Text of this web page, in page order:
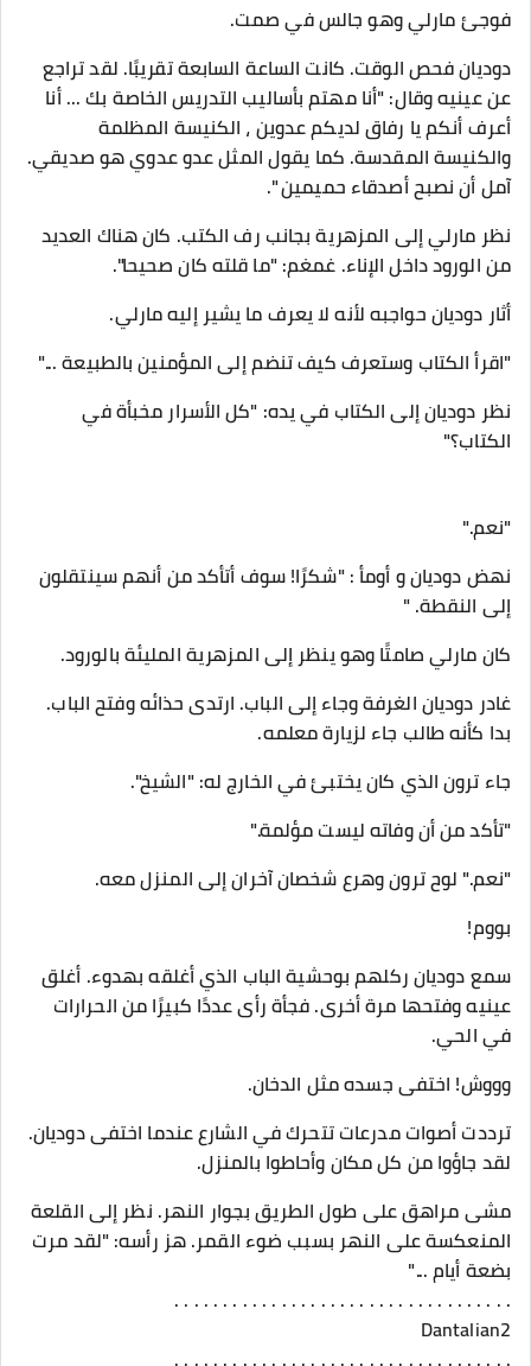
فوجئ مارلي وهو جالس في صمت.
دوديان فحص الوقت. كانت الساعة السابعة تقريبًا. لقد تراجع
عن عينيه وقال: "أنا مهتم بأساليب التدريس الخاصة بك ... أنا
أعرف أنكم يا رفاق لديكم عدوين ، الكنيسة المظلمة
والكنيسة المقدسة. كما يقول المثل عدو عدوي هو صديقي.
آمل أن نصبح أصدقاء حميمين ".
نظر مارلي إلى المزهرية بجانب رف الكتب. كان هناك العديد
من الورود داخل الإناء. غمغم: "ما قلته كان صحيحا".
أثار دوديان حواجبه لأنه لا يعرف ما يشير إليه مارلي.
"اقرأ الكتاب وستعرف كيف تنضم إلى المؤمنين بالطبيعة ..."
نظر دوديان إلى الكتاب في يده: "كل الأسرار مخبأة في
الكتاب؟"
"نعم."
نهض دوديان و أومأ : "شكرًا! سوف أتأكد من أنهم سينتقلون
إلى النقطة. "
كان مارلي صامتًا وهو ينظر إلى المزهرية المليئة بالورود.
غادر دوديان الغرفة وجاء إلى الباب. ارتدى حذائه وفتح الباب.
بدا كأنه طالب جاء لزيارة معلمه.
جاء ترون الذي كان يختبئ في الخارج له: "الشيخ".
"تأكد من أن وفاته ليست مؤلمة."
"نعم." لوح ترون وهرع شخصان آخران إلى المنزل معه.
بووم!
سمع دوديان ركلهم بوحشية الباب الذي أغلقه بهدوء. أغلق
عينيه وفتحها مرة أخرى. فجأة رأى عددًا كبيرًا من الحرارات
في الحي.
وووش! اختفى جسده مثل الدخان.
ترددت أصوات مدرعات تتحرك في الشارع عندما اختفى دوديان.
لقد جاؤوا من كل مكان وأحاطوا بالمنزل.
مشى مراهق على طول الطريق بجوار النهر. نظر إلى القلعة
المنعكسة على النهر بسبب ضوء القمر. هز رأسه: "لقد مرت
بضعة أيام ..."
. . . . . . . . . . . . . . . . . . . . . . . . . . . . . . . . . . .
Dantalian2
. . . . . . . . . . . . . . . . . . . . . . . . . . . . . . . . . . .